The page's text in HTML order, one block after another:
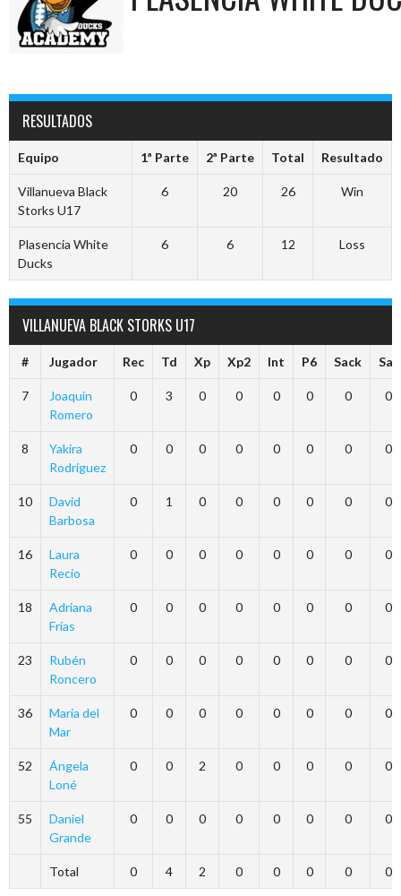
RESULTADOS
Equipo 1ª Parte 2ª Parte Total Resultado
Villanueva Black
Storks U17
6 20 26 Win
Plasencia White
Ducks
6 6 12 Loss
VILLANUEVA BLACK STORKS U17
# Jugador Rec Td Xp Xp2 Int P6 Sack Saf
7
Joaquín
Romero
0 3 0 0 0 0 0 0
8
Yakira
Rodríguez
0 0 0 0 0 0 0 0
10
David
Barbosa
0 1 0 0 0 0 0 0
16
Laura
Recio
0 0 0 0 0 0 0 0
18
Adriana
Frías
0 0 0 0 0 0 0 0
23
Rubén
Roncero
0 0 0 0 0 0 0 0
36
Maria del
Mar
0 0 0 0 0 0 0 0
52
Ángela
Loné
0 0 2 0 0 0 0 0
55
Daniel
Grande
0 0 0 0 0 0 0 0
Total 0 4 2 0 0 0 0 0